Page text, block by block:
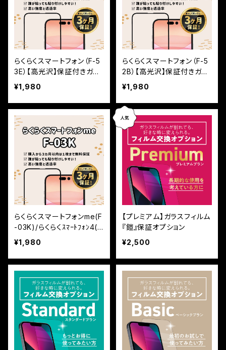
らくらくスマートフォン（F-5
3E）【高光沢】保証付きガラ
スフィルム『鎧』全面フルカ
バー
¥1,980
らくらくスマートフォン（F-5
2B）【高光沢】保証付きガラ
スフィルム『鎧』全面フルカ
バー
¥1,980
らくらくスマートフォンme(F
-03K)/らくらくｽﾏｰﾄﾌｫﾝ4(F
-04J)【高光沢】保証付きガ
ラスフィルム『鎧』全面フル
カバー
¥1,980
【プレミアム】ガラスフィルム
『鎧』保証オプション
¥2,500